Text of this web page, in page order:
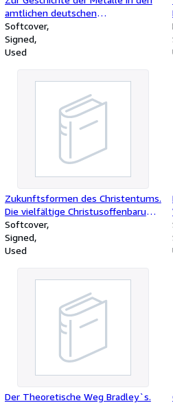
amtlichen deutschen
Arzneibüchern. Inaugural-
Dissertation zur Erlangung der
Doktorwürde.
Softcover
Signed
Used
Zukunftsformen des Christentums.
Die vielfältige Christusoffenbarung
im Zeitengange
Softcover
Signed
Used
Der Theoretische Weg Bradley`s.